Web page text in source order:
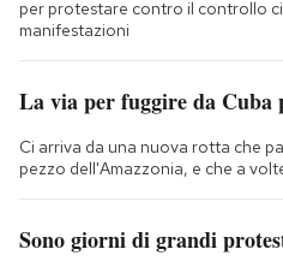
per protestare contro il controllo
manifestazioni
La via per fuggire da Cuba
Ci arriva da una nuova rotta che
pezzo dell'Amazzonia, e che a
Sono giorni di grandi